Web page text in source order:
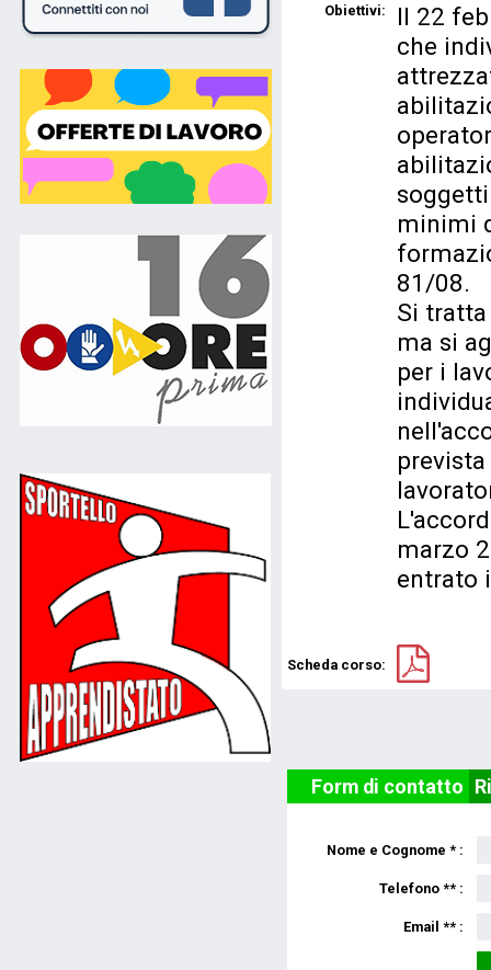
Obiettivi:
Il 22
che
minimi
81/08.
Si
ma si
per i
marzo
entrato
Scheda corso:
Form di contatto
Nome e Cognome * :
Telefono ** :
Email ** :